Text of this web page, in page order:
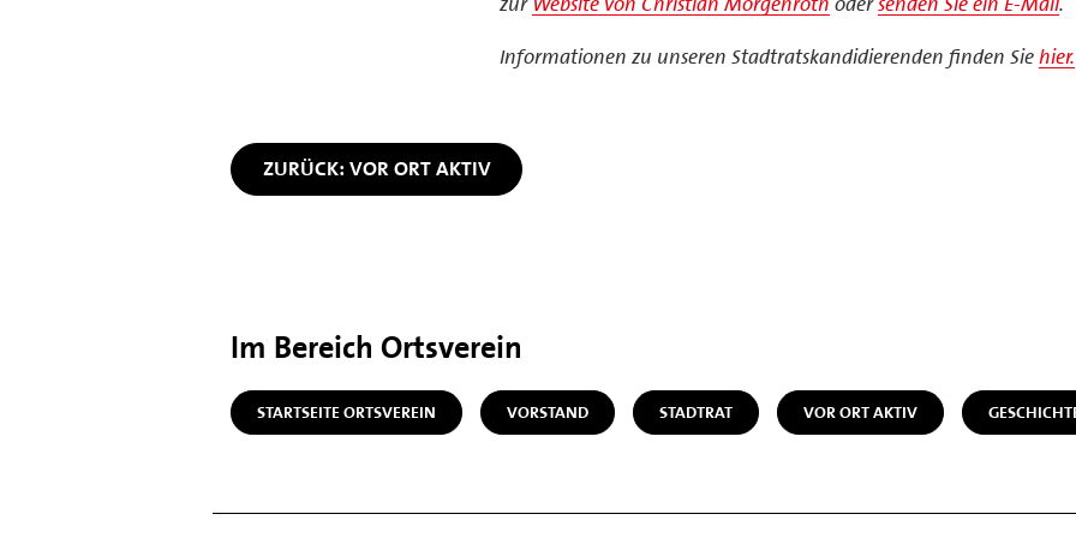
Informationen zu unseren Stadtratskandidierenden finden Siehier.
ZURÜCK: VOR ORT AKTIV
Im Bereich Ortsverein
STARTSEITE ORTSVEREIN VORSTAND STADTRAT VOR ORT AKTIV